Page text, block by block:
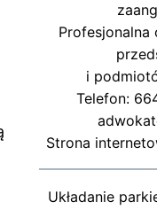
Profesjonalna
i
Telefon:
Strona
Układanie